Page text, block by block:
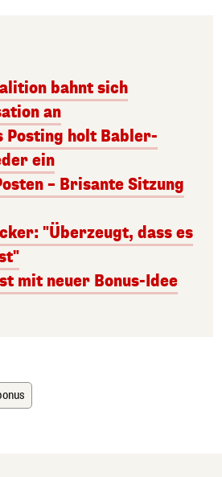
bahnt sich
an
Posting holt Babler-
ein
– Brisante Sitzung
"Überzeugt, dass es
mit neuer Bonus-Idee